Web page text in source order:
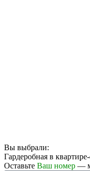
Вы выбрали:
Гардеробная в
Оставьте Ваш номер —